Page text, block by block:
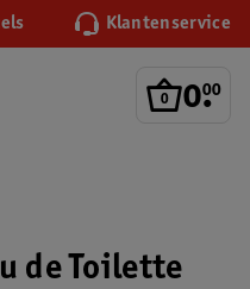
Klantenservice
0.
00
de Toilette